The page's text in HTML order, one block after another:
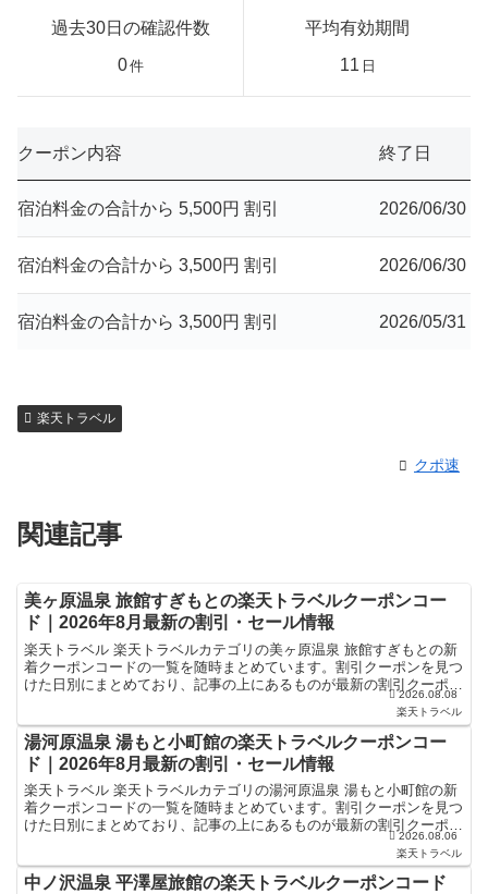
過去30日の確認件数
0件
平均有効期間
11 日
クーポン内容 終了日
宿泊料金の合計から 5,500円 割引 2026/06/30
宿泊料金の合計から 3,500円 割引 2026/06/30
宿泊料金の合計から 3,500円 割引 2026/05/31
楽天トラベル
クポ速
関連記事
美ヶ原温泉 旅館すぎもとの楽天トラベルクーポンコー
ド｜2026年8月最新の割引・セール情報
楽天トラベル 楽天トラベルカテゴリの美ヶ原温泉 旅館すぎもとの新
着クーポンコードの一覧を随時まとめています。割引クーポンを見つ
けた日別にまとめており、記事の上にあるものが最新の割引クーポン
になります。ホテル・旅館宿泊の予約などで使えるクーポ...2026.08.08
楽天トラベル
湯河原温泉 湯もと小町館の楽天トラベルクーポンコー
ド｜2026年8月最新の割引・セール情報
楽天トラベル 楽天トラベルカテゴリの湯河原温泉 湯もと小町館の新
着クーポンコードの一覧を随時まとめています。割引クーポンを見つ
けた日別にまとめており、記事の上にあるものが最新の割引クーポン
になります。ホテル・旅館宿泊の予約などで使えるクーポ...2026.08.06
楽天トラベル
中ノ沢温泉 平澤屋旅館の楽天トラベルクーポンコード